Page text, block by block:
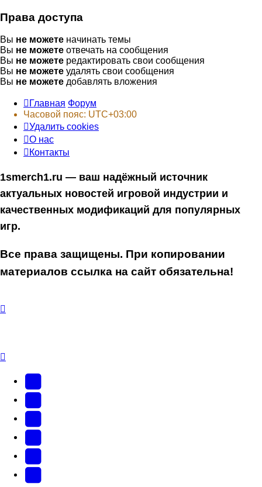
Права доступа
Вы не можете начинать темы
Вы не можете отвечать на сообщения
Вы не можете редактировать свои сообщения
Вы не можете удалять свои сообщения
Вы не можете добавлять вложения
Главная Форум
Часовой пояс: UTC+03:00
Удалить cookies
О нас
Контакты
1smerch1.ru — ваш надёжный источник
актуальных новостей игровой индустрии и
качественных модификаций для популярных
игр.
Все права защищены. При копировании
материалов ссылка на сайт обязательна!